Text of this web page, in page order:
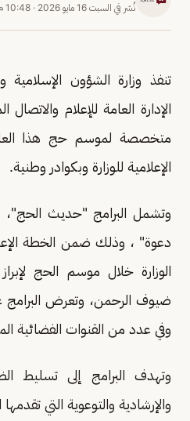
نُشر في السبت 16 مايو 2026 · 10:48 م
تنفذ وزارة الشؤون الإسلامية
الإعلامية للوزارة وبكوادر وطنية.
وتشمل البرامج "حديث الحج"،
دعوة" ، وذلك ضمن الخطة
الوزارة خلال موسم الحج
ضيوف الرحمن، وتعرض البرامج
وفي عدد من القنوات الفضائية
وتهدف البرامج إلى تسليط
والإرشادية والتوعوية التي